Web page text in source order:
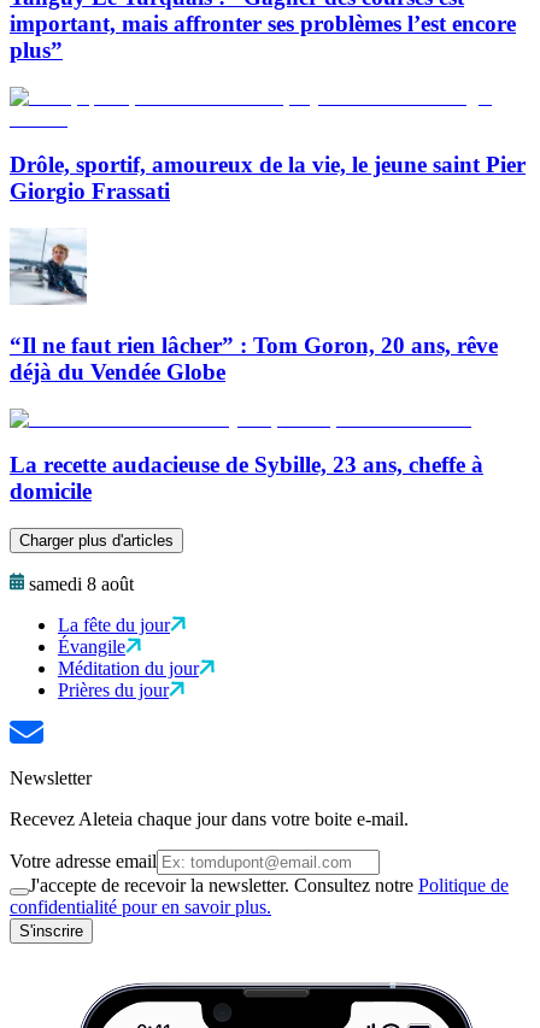
important, mais affronter ses problèmes l’est encore
plus”
Drôle, sportif, amoureux de la vie, le jeune saint Pier
Giorgio Frassati
“Il ne faut rien lâcher” : Tom Goron, 20 ans, rêve
déjà du Vendée Globe
La recette audacieuse de Sybille, 23 ans, cheffe à
domicile
Charger plus d'articles
samedi 8 août
La fête du jour
Évangile
Méditation du jour
Prières du jour
Newsletter
Recevez Aleteia chaque jour dans votre boite e-mail.
Votre adresse email
J'accepte de recevoir la newsletter. Consultez notre Politique de
confidentialité pour en savoir plus.
S'inscrire